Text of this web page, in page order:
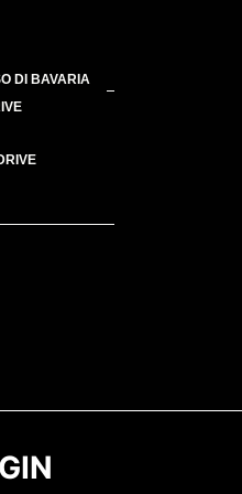
DI BAVARIA